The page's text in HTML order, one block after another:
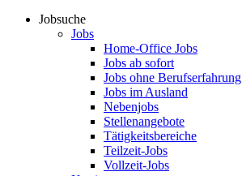
Jobsuche
Jobs
Home-Office Jobs
Jobs ab sofort
Jobs ohne Berufserfahrung
Jobs im Ausland
Nebenjobs
Stellenangebote
Tätigkeitsbereiche
Teilzeit-Jobs
Vollzeit-Jobs